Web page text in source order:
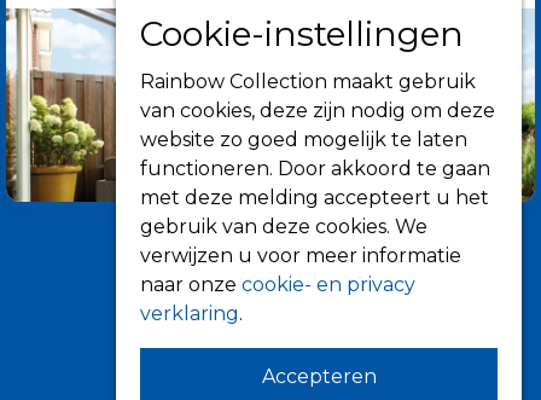
Informatie
Cookie-instellingen
Rainbow Collection maakt gebruik
van cookies, deze zijn nodig om deze
website zo goed mogelijk te laten
functioneren. Door akkoord te gaan
met deze melding accepteert u het
gebruik van deze cookies. We
verwijzen u voor meer informatie
naar onze cookie- en privacy
verklaring.
Accepteren